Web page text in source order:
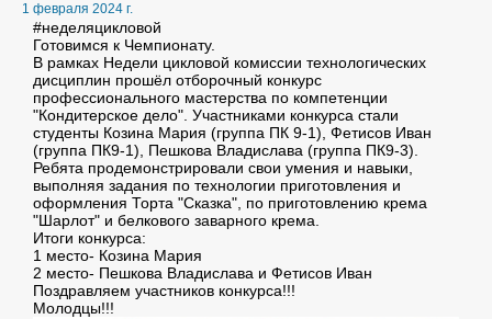
1 февраля 2024 г.
#неделяцикловой
Готовимся к Чемпионату.
В рамках Недели цикловой комиссии технологических
дисциплин прошёл отборочный конкурс
профессионального мастерства по компетенции
"Кондитерское дело". Участниками конкурса стали
студенты Козина Мария (группа ПК 9-1), Фетисов Иван
(группа ПК9-1), Пешкова Владислава (группа ПК9-3).
Ребята продемонстрировали свои умения и навыки,
выполняя задания по технологии приготовления и
оформления Торта "Сказка", по приготовлению крема
"Шарлот" и белкового заварного крема.
Итоги конкурса:
1 место- Козина Мария
2 место- Пешкова Владислава и Фетисов Иван
Поздравляем участников конкурса!!!
Молодцы!!!